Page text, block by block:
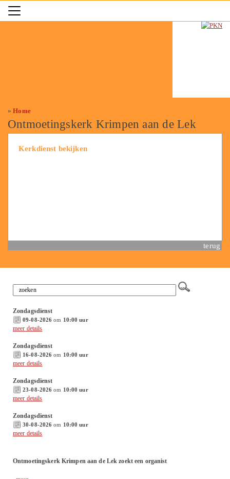
»Home
Ontmoetingskerk Krimpen aan de Lek
Kerkdienst bekijken
terug
Zondagsdienst
09-08-2026 om 10:00 uur
meer details
Zondagsdienst
16-08-2026 om 10:00 uur
meer details
Zondagsdienst
23-08-2026 om 10:00 uur
meer details
Zondagsdienst
30-08-2026 om 10:00 uur
meer details
Ontmoetingskerk Krimpen aan de Lek zoekt een organist